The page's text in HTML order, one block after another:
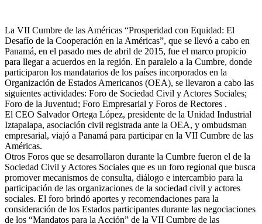
La VII Cumbre de las Américas “Prosperidad con Equidad: El
Desafío de la Cooperación en la Américas”, que se llevó a cabo en
Panamá, en el pasado mes de abril de 2015, fue el marco propicio
para llegar a acuerdos en la región. En paralelo a la Cumbre, donde
participaron los mandatarios de los países incorporados en la
Organización de Estados Americanos (OEA), se llevaron a cabo las
siguientes actividades: Foro de Sociedad Civil y Actores Sociales;
Foro de la Juventud; Foro Empresarial y Foros de Rectores .
El CEO Salvador Ortega López, presidente de la Unidad Industrial
Iztapalapa, asociación civil registrada ante la OEA, y ombudsman
empresarial, viajó a Panamá para participar en la VII Cumbre de las
Américas.
Otros Foros que se desarrollaron durante la Cumbre fueron el de la
Sociedad Civil y Actores Sociales que es un foro regional que busca
promover mecanismos de consulta, diálogo e intercambio para la
participación de las organizaciones de la sociedad civil y actores
sociales. El foro brindó aportes y recomendaciones para la
consideración de los Estados participantes durante las negociaciones
de los “Mandatos para la Acción” de la VII Cumbre de las